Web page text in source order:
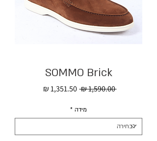
SOMMO Brick
‏1,590.00 ‏₪
מחיר
‏1,351.50 ‏₪
מידה *